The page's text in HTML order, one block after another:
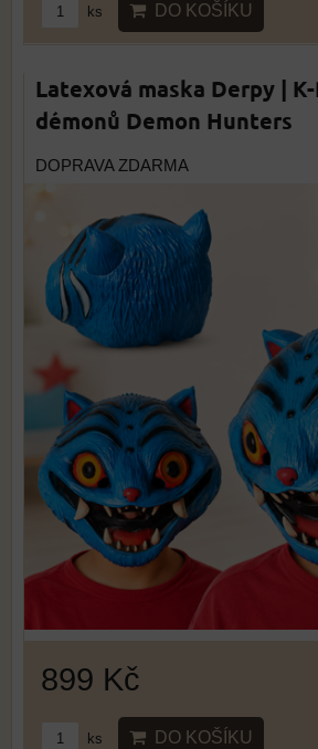
ks DO KOŠÍKU
Latexová maska Derpy |
démonů Demon Hunters
DOPRAVA ZDARMA
899 Kč
ks DO KOŠÍKU